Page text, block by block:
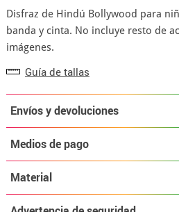
Disfraz de Hindú Bollywood para
banda y cinta. No incluye resto de
imágenes.
Guía de tallas
Envíos y devoluciones
Medios de pago
Material